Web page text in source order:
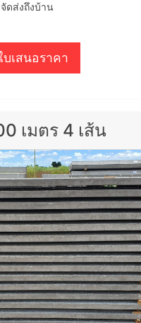
ดส่งถึงบ้าน
เสนอราคา
เมตร 4 เส้น